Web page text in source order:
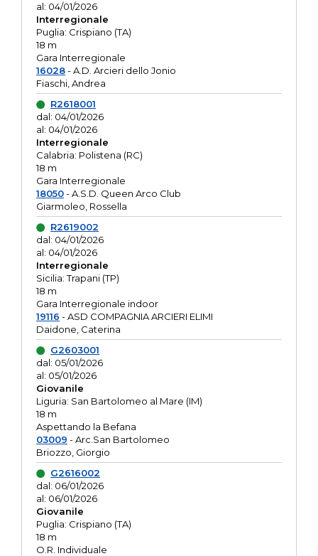
al: 04/01/2026
Interregionale
Puglia: Crispiano (TA)
18 m
Gara Interregionale
16028- A.D. Arcieri dello Jonio
Fiaschi, Andrea
R2618001
dal: 04/01/2026
al: 04/01/2026
Interregionale
Calabria: Polistena (RC)
18 m
Gara Interregionale
18050- A.S.D. Queen Arco Club
Giarmoleo, Rossella
R2619002
dal: 04/01/2026
al: 04/01/2026
Interregionale
Sicilia: Trapani (TP)
18 m
Gara Interregionale indoor
19116 - ASD COMPAGNIA ARCIERI ELIMI
Daidone, Caterina
G2603001
dal: 05/01/2026
al: 05/01/2026
Giovanile
Liguria: San Bartolomeo al Mare (IM)
18 m
Aspettando la Befana
03009 - Arc.San Bartolomeo
Briozzo, Giorgio
G2616002
dal: 06/01/2026
al: 06/01/2026
Giovanile
Puglia: Crispiano (TA)
18 m
O.R. Individuale